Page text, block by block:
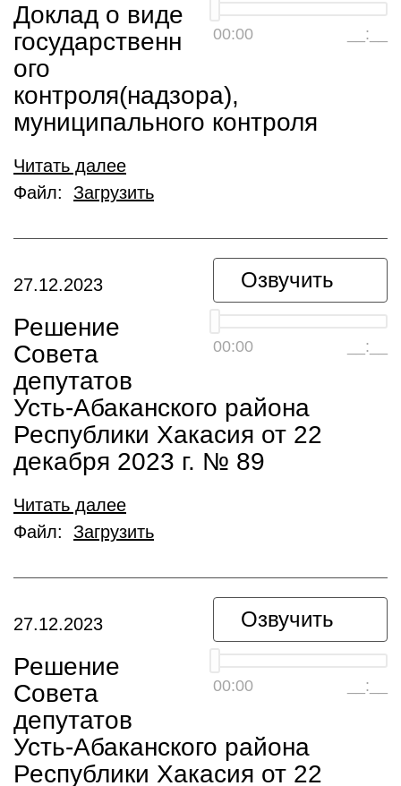
00:00 __:__
Доклад о виде
государственн
ого
контроля(надзора),
муниципального контроля
Читать далее
Файл: Загрузить
Озвучить
00:00 __:__
27.12.2023
Решение
Совета
депутатов
Усть-Абаканского района
Республики Хакасия от 22
декабря 2023 г. № 89
Читать далее
Файл: Загрузить
Озвучить
00:00 __:__
27.12.2023
Решение
Совета
депутатов
Усть-Абаканского района
Республики Хакасия от 22